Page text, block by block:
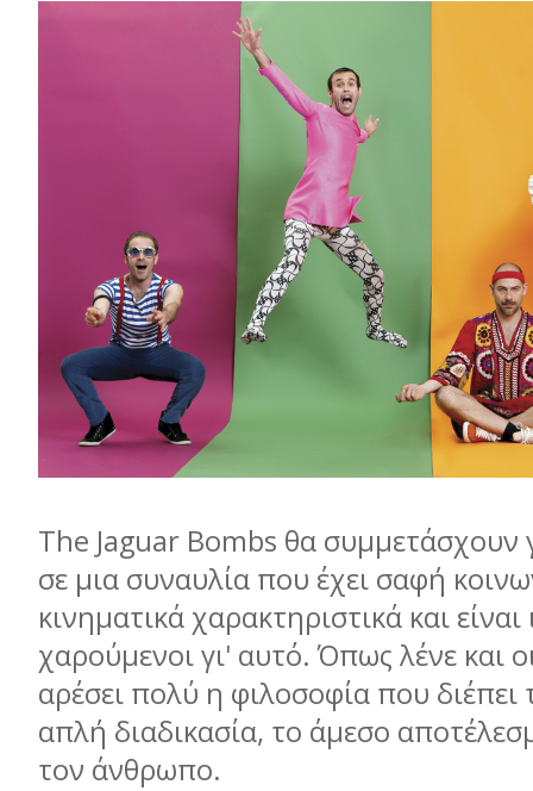
The Jaguar Bombs θα
σε µια συναυλία που έχει σαφή
κινηµατικά χαρακτηριστικά και είναι
χαρούµενοι γι' αυτό. Όπως λένε και
αρέσει πολύ η φιλοσoφία που διέπει
απλή διαδικασία, το άµεσο
τον άνθρωπο.